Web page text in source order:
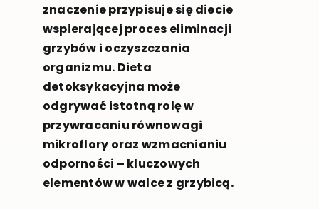
znaczenie przypisuje się diecie
wspierającej proces eliminacji
grzybów i oczyszczania
organizmu. Dieta
detoksykacyjna może
odgrywać istotną rolę w
przywracaniu równowagi
mikroflory oraz wzmacnianiu
odporności – kluczowych
elementów w walce z grzybicą.